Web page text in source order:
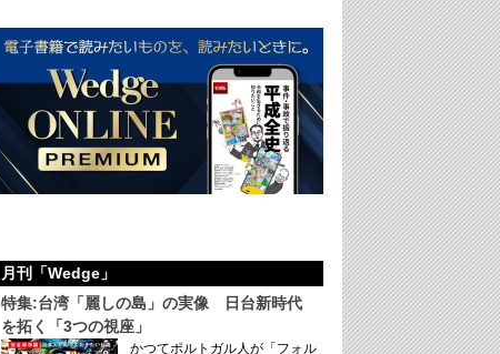
月刊「Wedge」
特集:台湾「麗しの島」の実像 日台新時代
を拓く「3つの視座」
かつてポルトガル人が「フォル